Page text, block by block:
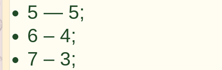
5 — 5;
6 – 4;
7 – 3;